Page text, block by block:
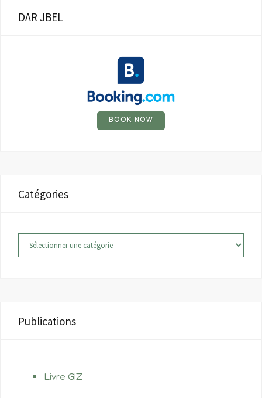
DΛR JBEL
BOOK NOW
Catégories
Catégories
Publications
Livre GIZ